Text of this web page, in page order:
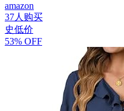
amazon
37人购买
史低价
53% OFF